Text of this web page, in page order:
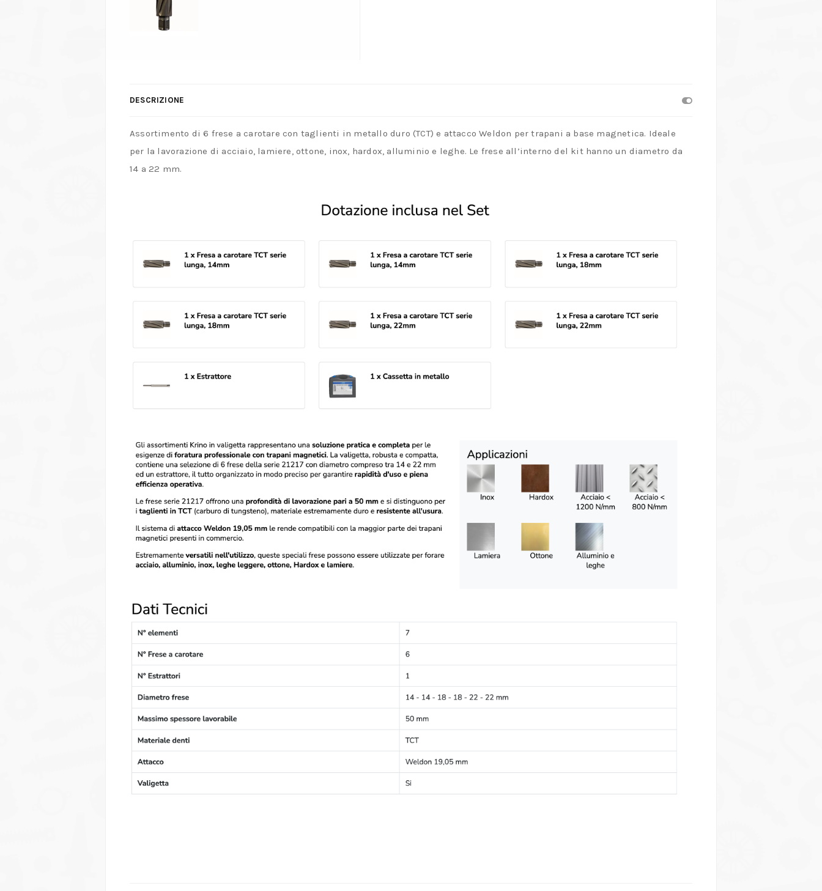
DESCRIZIONE
Assortimento di 6 frese a carotare con taglienti in metallo duro (TCT) e attacco Weldon per trapani a base magnetica. Ideale
per la lavorazione di acciaio, lamiere, ottone, inox, hardox, alluminio e leghe. Le frese all’interno del kit hanno un diametro da
14 a 22 mm.